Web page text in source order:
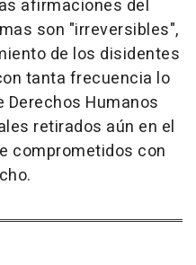
afirmaciones del
son "irreversibles",
de los disidentes
tanta frecuencia lo
Derechos Humanos
retirados aún en el
comprometidos con